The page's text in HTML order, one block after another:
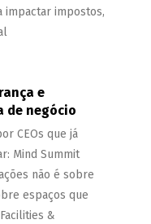
impactar impostos,
e
de negócio
CEOs que já
Mind Summit
não é sobre
espaços que
&